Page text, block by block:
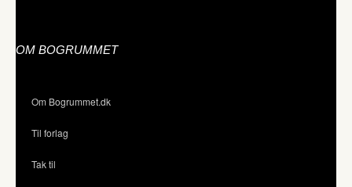
OM BOGRUMMET
Om Bogrummet.dk
Til forlag
Tak til